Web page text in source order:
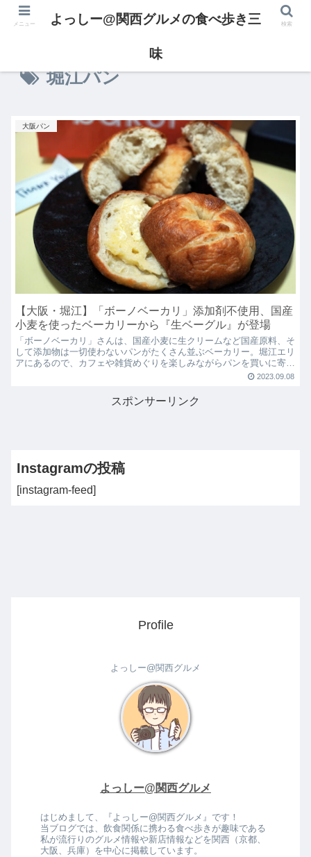
堀江パン
大阪パン
【大阪・堀江】「ボーノベーカリ」添加剤不使用、国産
小麦を使ったベーカリーから『生ベーグル』が登場
「ボーノベーカリ」さんは、国産小麦に生クリームなど国産原料、そ
して添加物は一切使わないパンがたくさん並ぶベーカリー。堀江エリ
アにあるので、カフェや雑貨めぐりを楽しみながらパンを買いに寄っ
2023.09.08
スポンサーリンク
Instagramの投稿
[instagram-feed]
Profile
よっしー@関西グルメ
よっしー@関西グルメ
はじめまして、『よっしー@関西グルメ』です！
当ブログでは、飲食関係に携わる食べ歩きが趣味である
私が流行りのグルメ情報や新店情報などを関西（京都、
大阪、兵庫）を中心に掲載しています。
メニュー よっしー@関西グルメの食べ歩き三
味
検索